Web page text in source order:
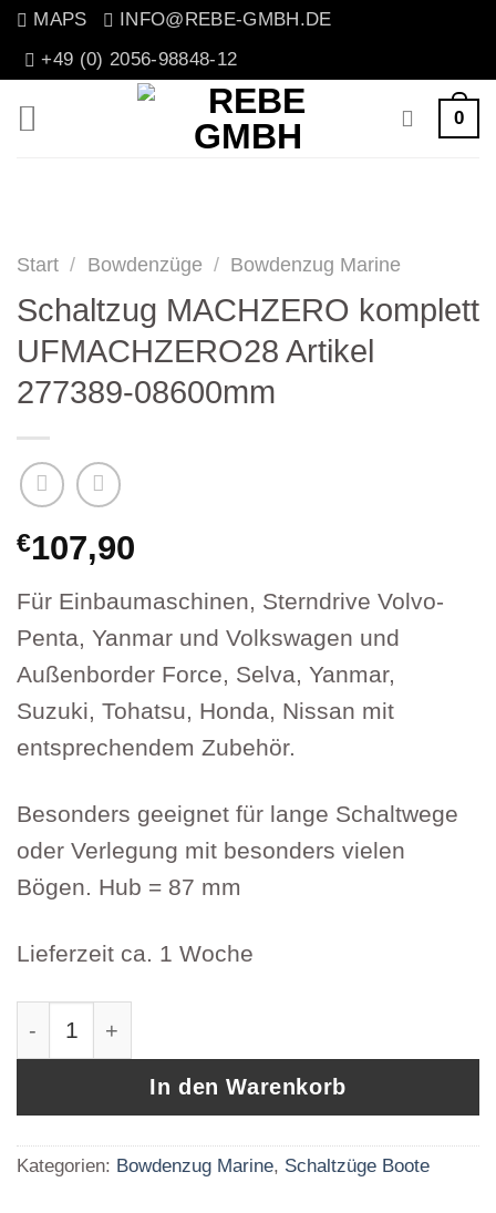
Zum
Inhalt
MAPS
INFO@REBE-GMBH.DE
+49 (0) 2056-98848-12
0
Start / Bowdenzüge / Bowdenzug Marine
Schaltzug MACHZERO komplett
UFMACHZERO28 Artikel
277389-08600mm
€107,90
Für Einbaumaschinen, Sterndrive Volvo-
Penta, Yanmar und Volkswagen und
Außenborder Force, Selva, Yanmar,
Suzuki, Tohatsu, Honda, Nissan mit
entsprechendem Zubehör.
Besonders geeignet für lange Schaltwege
oder Verlegung mit besonders vielen
Bögen. Hub = 87 mm
Lieferzeit ca. 1 Woche
In den Warenkorb
Kategorien: Bowdenzug Marine, Schaltzüge Boote